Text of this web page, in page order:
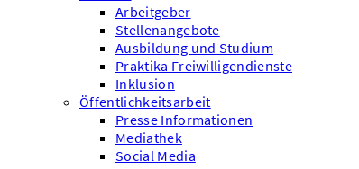
Arbeitgeber
Stellenangebote
Ausbildung und Studium
Praktika Freiwilligendienste
Inklusion
Öffentlichkeitsarbeit
Presse Informationen
Mediathek
Social Media